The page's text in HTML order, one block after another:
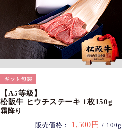
【A5等級】
松阪牛 ヒウチステーキ 1枚150g
霜降り
販売価格： 1,500円 / 100g